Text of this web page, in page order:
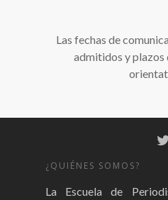
Las fechas de
admitidos y plazos
¿QUIÉNES SOMOS?
La Escuela de